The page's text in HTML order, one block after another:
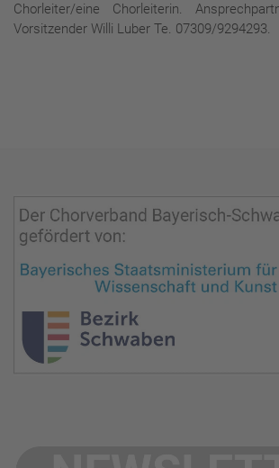
Chorleiter/eine Chorleiterin.
Vorsitzender Willi Luber Te. 07309/9294293.